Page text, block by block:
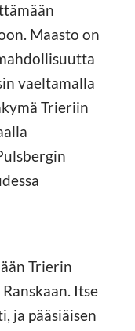
Maasto on
vaeltamalla
Trieriin
Trierin
Itse
ja pääsiäisen